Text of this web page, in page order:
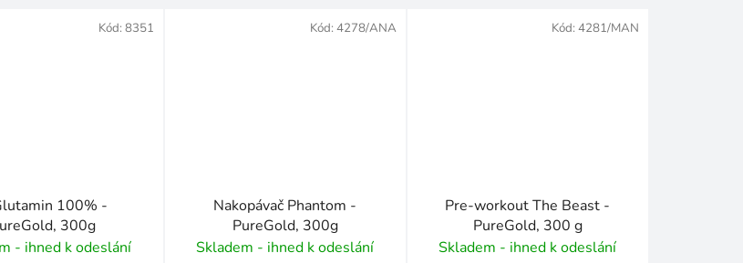
100% -
300g
- ihned k odeslání
Kód: 8351
Nakopávač Phantom -
PureGold, 300g
Skladem - ihned k odeslání
Kód: 4278/ANA
Pre-workout The Beast -
PureGold, 300 g
Skladem - ihned k odeslání
Kód: 4281/MAN